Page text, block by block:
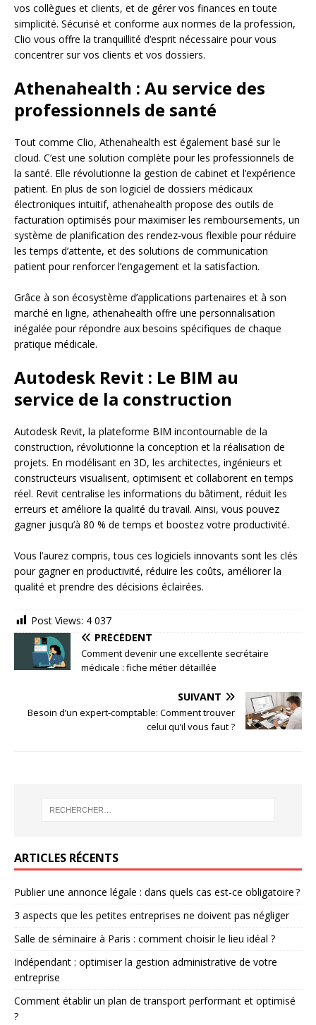
vos collègues et clients, et de gérer vos finances en toute
simplicité. Sécurisé et conforme aux normes de la profession,
Clio vous offre la tranquillité d’esprit nécessaire pour vous
concentrer sur vos clients et vos dossiers.
Athenahealth : Au service des
professionnels de santé
Tout comme Clio, Athenahealth est également basé sur le
cloud. C’est une solution complète pour les professionnels de
la santé. Elle révolutionne la gestion de cabinet et l’expérience
patient. En plus de son logiciel de dossiers médicaux
électroniques intuitif, athenahealth propose des outils de
facturation optimisés pour maximiser les remboursements, un
système de planification des rendez-vous flexible pour réduire
les temps d’attente, et des solutions de communication
patient pour renforcer l’engagement et la satisfaction.
Grâce à son écosystème d’applications partenaires et à son
marché en ligne, athenahealth offre une personnalisation
inégalée pour répondre aux besoins spécifiques de chaque
pratique médicale.
Autodesk Revit : Le BIM au
service de la construction
Autodesk Revit, la plateforme BIM incontournable de la
construction, révolutionne la conception et la réalisation de
projets. En modélisant en 3D, les architectes, ingénieurs et
constructeurs visualisent, optimisent et collaborent en temps
réel. Revit centralise les informations du bâtiment, réduit les
erreurs et améliore la qualité du travail. Ainsi, vous pouvez
gagner jusqu’à 80 % de temps et boostez votre productivité.
Vous l’aurez compris, tous ces logiciels innovants sont les clés
pour gagner en productivité, réduire les coûts, améliorer la
qualité et prendre des décisions éclairées.
Post Views: 4 037
PRÉCÉDENT
Comment devenir une excellente secrétaire
médicale : fiche métier détaillée
SUIVANT
Besoin d’un expert-comptable: Comment trouver
celui qu’il vous faut ?
ARTICLES RÉCENTS
Publier une annonce légale : dans quels cas est-ce obligatoire ?
3 aspects que les petites entreprises ne doivent pas négliger
Salle de séminaire à Paris : comment choisir le lieu idéal ?
Indépendant : optimiser la gestion administrative de votre
entreprise
Comment établir un plan de transport performant et optimisé
?